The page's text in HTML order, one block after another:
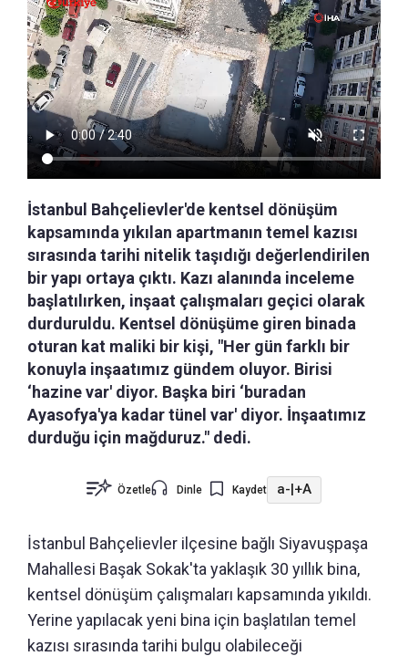
İstanbul Bahçelievler'de kentsel dönüşüm
kapsamında yıkılan apartmanın temel kazısı
sırasında tarihi nitelik taşıdığı değerlendirilen
bir yapı ortaya çıktı. Kazı alanında inceleme
başlatılırken, inşaat çalışmaları geçici olarak
durduruldu. Kentsel dönüşüme giren binada
oturan kat maliki bir kişi, "Her gün farklı bir
konuyla inşaatımız gündem oluyor. Birisi
‘hazine var' diyor. Başka biri ‘buradan
Ayasofya'ya kadar tünel var' diyor. İnşaatımız
durduğu için mağduruz." dedi.
Özetle Dinle Kaydet a-|+A
İstanbul Bahçelievler ilçesine bağlı Siyavuşpaşa
Mahallesi Başak Sokak'ta yaklaşık 30 yıllık bina,
kentsel dönüşüm çalışmaları kapsamında yıkıldı.
Yerine yapılacak yeni bina için başlatılan temel
kazısı sırasında tarihi bulgu olabileceği